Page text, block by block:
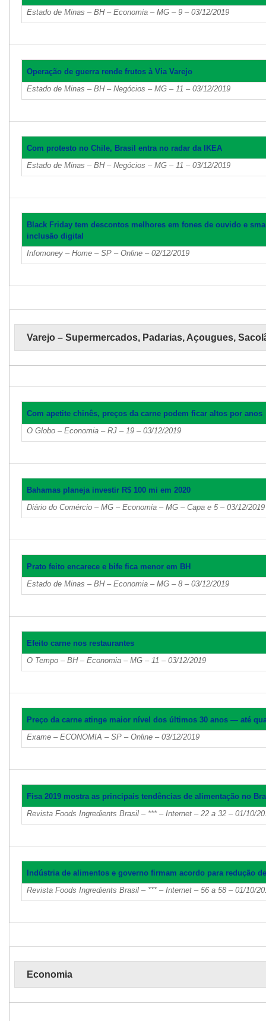
Estado de Minas – BH – Economia – MG – 9 – 03/12/2019
Operação de guerra rende frutos à Via Varejo
Estado de Minas – BH – Negócios – MG – 11 – 03/12/2019
Com protesto no Chile, Brasil entra no radar da IKEA
Estado de Minas – BH – Negócios – MG – 11 – 03/12/2019
Black Friday tem descontos melhores em fones de ouvido e
inclusão digital
Infomoney – Home – SP – Online – 02/12/2019
Varejo – Supermercados, Padarias, Açougues,
Com apetite chinês, preços da carne podem ficar altos por anos
O Globo – Economia – RJ – 19 – 03/12/2019
Bahamas planeja investir R$ 100 mi em 2020
Diário do Comércio – MG – Economia – MG – Capa e 5 – 03/12/2019
Prato feito encarece e bife fica menor em BH
Estado de Minas – BH – Economia – MG – 8 – 03/12/2019
Efeito carne nos restaurantes
O Tempo – BH – Economia – MG – 11 – 03/12/2019
Preço da carne atinge maior nível dos últimos 30 anos — até
Exame – ECONOMIA – SP – Online – 03/12/2019
Fisa 2019 mostra as principais tendências de alimentação no
Revista Foods Ingredients Brasil – *** – Internet – 22 a 32 – 01/10/
Indústria de alimentos e governo firmam acordo para redução
Revista Foods Ingredients Brasil – *** – Internet – 56 a 58 – 01/10/
Economia